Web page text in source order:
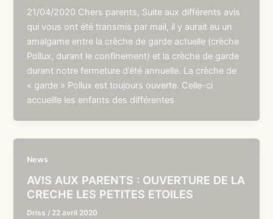
21/04/2020 Chers parents, Suite aux différents avis
qui vous ont été transmis par mail, il y aurait eu un
amalgame entre la crèche de garde actuelle (crèche
Pollux, durant le confinement) et la crèche de garde
durant notre fermeture d’été annuelle. La crèche de
« garde » Pollux est toujours ouverte. Celle-ci
accueille les enfants des différentes
News
AVIS AUX PARENTS : OUVERTURE DE LA
CRECHE LES PETITES ETOILES
Driss / 22 avril 2020